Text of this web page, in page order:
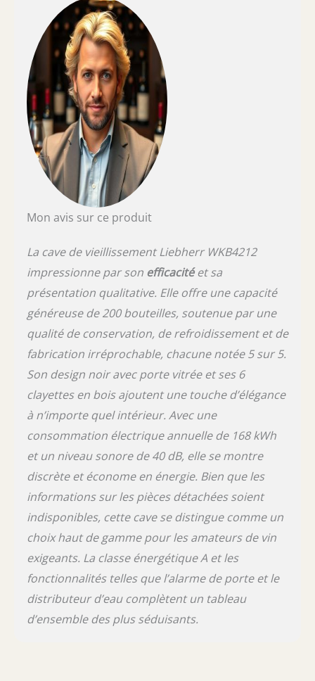
Mon avis sur ce produit
La cave de vieillissement Liebherr WKB4212
impressionne par son efficacitéet sa
présentation qualitative. Elle offre une capacité
généreuse de 200 bouteilles, soutenue par une
qualité de conservation, de refroidissement et de
fabrication irréprochable, chacune notée 5 sur 5.
Son design noir avec porte vitrée et ses 6
clayettes en bois ajoutent une touche d’élégance
à n’importe quel intérieur. Avec une
consommation électrique annuelle de 168 kWh
et un niveau sonore de 40 dB, elle se montre
discrète et économe en énergie. Bien que les
informations sur les pièces détachées soient
indisponibles, cette cave se distingue comme un
choix haut de gamme pour les amateurs de vin
exigeants. La classe énergétique A et les
fonctionnalités telles que l’alarme de porte et le
distributeur d’eau complètent un tableau
d’ensemble des plus séduisants.